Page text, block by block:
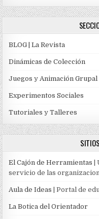
BLOG | La Revista
Dinámicas de Colección
Juegos y Animación Grupal
Experimentos Sociales
Tutoriales y Talleres
El Cajón de Herramientas
servicio de las
Aula de Ideas | Portal de
La Botica del Orientador